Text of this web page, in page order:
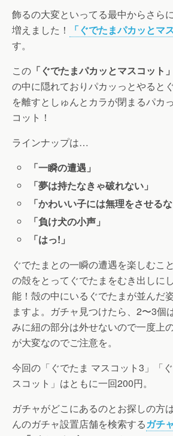
飾るの大変といってる最中からさら
増えました！
「ぐでたまパカッとマ
す。
この 「ぐでたまパカッとマスコット」
の中に隠れておりパカッっとやると
を離すとしゅんとカラが閉まるパカ
コット！
ラインナップは…
「一瞬の遭遇」
「夢は持たなきゃ破れない」
「かわいい子には無理をさせるな
「負け犬の小声」
「はっ!」
ぐでたまとの一瞬の遭遇を楽しむこ
の殻をとってぐでたまをむき出しに
能！殻の中にいるぐでたまが並んだ
ますよ。ガチャ見つけたら、2〜3個
みに紐の部分は外せないので一度上
が大変なのでご注意を。
今回の「ぐでたま マスコット3」「
スコット」はともに一回200円。
ガチャがどこにあるのとお探しの方
んのガチャ設置店舗を検索するガチ